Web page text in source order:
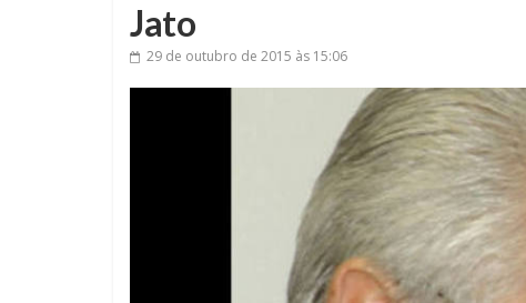
Jato
29 de outubro de 2015 às 15:06